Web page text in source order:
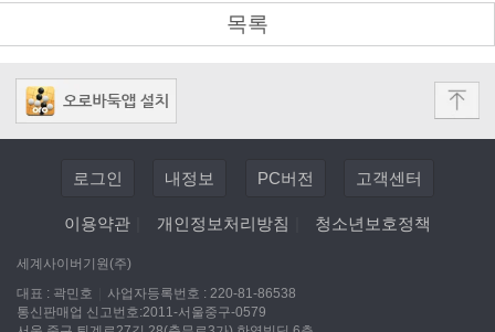
목록
로그인 내정보 PC버전 고객센터
이용약관 개인정보처리방침 청소년보호정책
세계사이버기원(주)
대표 : 곽민호
사업자등록번호 : 220-81-86538
통신판매업 신고번호:2011-서울중구-0579